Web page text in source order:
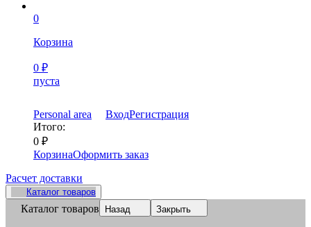
0
Корзина
0 ₽
пуста
Personal area ВходРегистрация
Итого:
0 ₽
КорзинаОформить заказ
Расчет доставки
Каталог товаров
Каталог товаров Назад Закрыть